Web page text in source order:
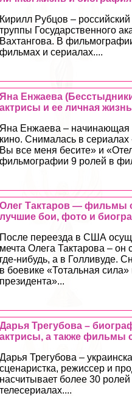
Кирилл Рубцов – российский
труппы Государственного
Вахтангова. В
фильмах и сериалах....
Яна Енжаева
актрисы и ее личная жизнь
Яна Енжаева – начинающая
кино. Снималась в
Вы все меня бесите» и
фильмографии 9 ролей в
Олег Тактаров — фильмы
лучшие бои, фото и
После переезда в США
мечта Олега Тактарова – он
где-нибудь, а в Голливуде.
в боевике «Тотальная
президента»...
Дарья Трегубова –
актрисы, а также фильмы
Дарья Трегубова –
сценаристка, режиссер и
насчитывает более 30
телесериалах....